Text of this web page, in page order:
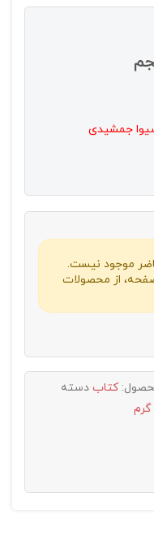
جمشیدی
موجود نیست.
از محصولات
کتاب دسته